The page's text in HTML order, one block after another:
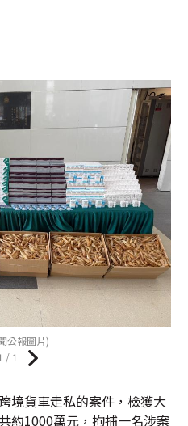
公報圖片)
/ 1
境貨車走私的案件，檢獲大
約1000萬元，拘捕一名涉案